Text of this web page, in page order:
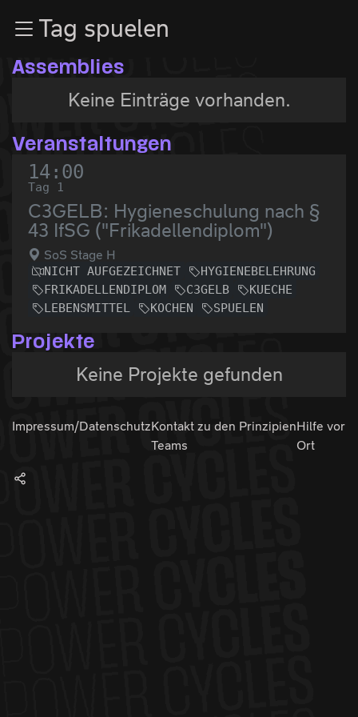
Zum InhaltTag spuelen
Assemblies
Keine Einträge vorhanden.
Veranstaltungen
14:00
Tag 1
C3GELB: Hygieneschulung nach §
43 IfSG ("Frikadellendiplom")
SoS Stage H
NICHT AUFGEZEICHNET
HYGIENEBELEHRUNG
FRIKADELLENDIPLOM
C3GELB
KUECHE
LEBENSMITTEL
KOCHEN SPUELEN
Projekte
Keine Projekte gefunden
Impressum/DatenschutzKontakt zu den
Teams
PrinzipienHilfe vor
Ort